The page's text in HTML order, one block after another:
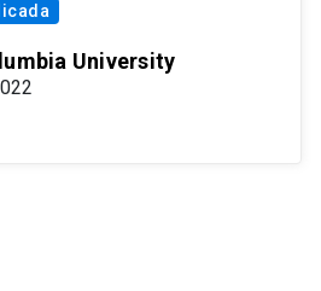
University